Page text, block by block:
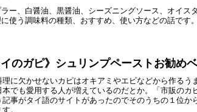
ー、白醤油、黒醤油、シーズニングソース、オイス
使う調味料の種類、おすすめ、使い方などの話です。
イのガピ》シュリンプペーストお勧め
理に欠かせないカピはオキアミやエビなどから作るう
本でも愛用する人が増えているのだとか。「市販のカ
記事がタイ語のサイトがあったのでそのうちの１位か
。